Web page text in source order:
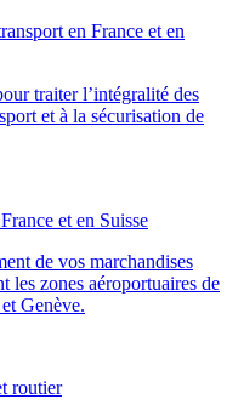
en France et en
traiter l’intégralité des
et à la sécurisation de
et en Suisse
de vos marchandises
les zones aéroportuaires de
Genève.
routier